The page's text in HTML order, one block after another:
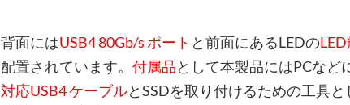
背面にはUSB4 80Gb/s ポート と前面にあるLEDの
配置されています。 付属品として本製品にはPCなど
対応USB4 ケーブルとSSDを取り付けるための工具と